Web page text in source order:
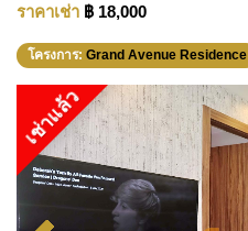
ราคาเช่า ฿ 18,000
โครงการ: Grand Avenue Residence
เช่าแล้ว